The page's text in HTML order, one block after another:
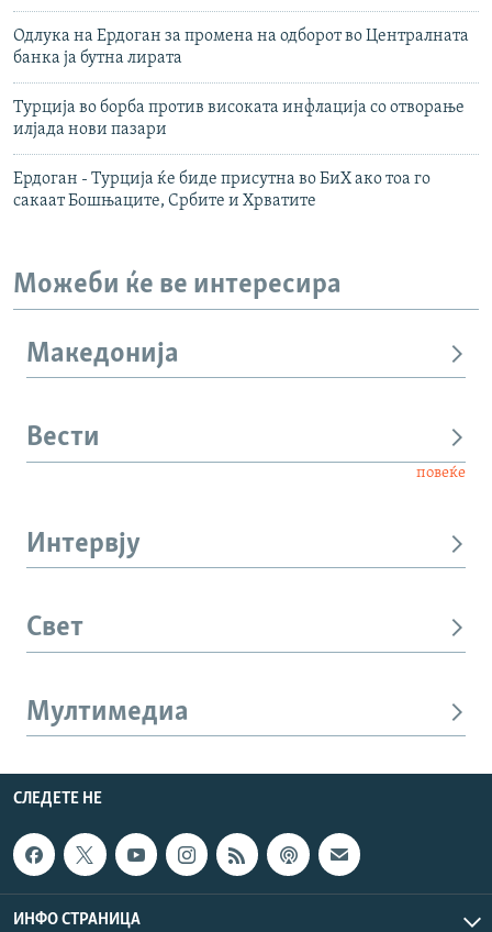
Одлука на Ердоган за промена на одборот во Централната
банка ја бутна лирата
Турција во борба против високата инфлација со отворање
илјада нови пазари
Ердоган - Турција ќе биде присутна во БиХ ако тоа го
сакаат Бошњаците, Србите и Хрватите
Можеби ќе ве интересира
Македонија
Вести
повеќе
Интервју
Свет
Мултимедиа
СЛЕДЕТЕ НЕ
ИНФО СТРАНИЦА